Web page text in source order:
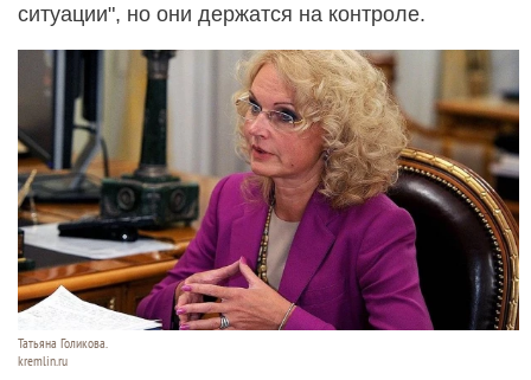
ситуации", но они держатся на контроле.
Татьяна Голикова.
kremlin.ru